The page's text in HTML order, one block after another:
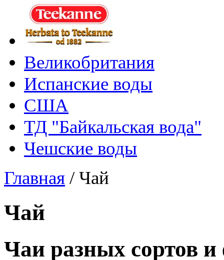
Великобритания
Испанские воды
США
ТД "Байкальская вода"
Чешские воды
Главная /Чай
Чай
Чаи разных сортов и